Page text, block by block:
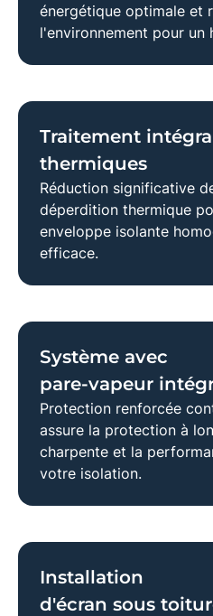
énergétique optimale et
l'environnement pour un
Traitement
thermiques
Réduction significative
déperdition thermique
enveloppe isolante
efficace.
Système avec
pare-vapeur
Protection renforcée
assure la protection à
charpente et la
votre isolation.
Installation
d'écran sous